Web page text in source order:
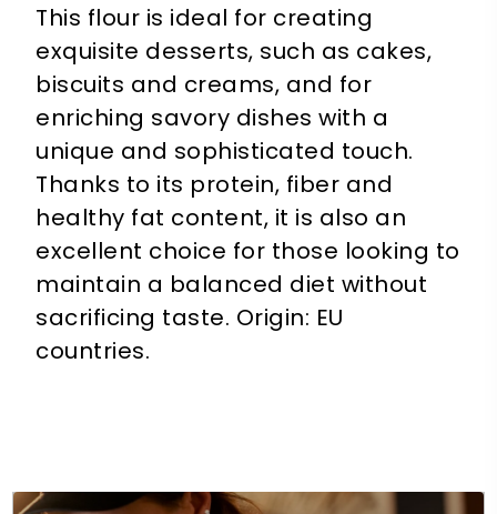
This flour is ideal for creating
exquisite desserts, such as cakes,
biscuits and creams, and for
enriching savory dishes with a
unique and sophisticated touch.
Thanks to its protein, fiber and
healthy fat content, it is also an
excellent choice for those looking to
maintain a balanced diet without
sacrificing taste. Origin: EU
countries.